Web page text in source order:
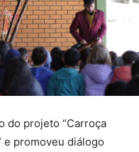
do projeto “Carroça
e promoveu diálogo